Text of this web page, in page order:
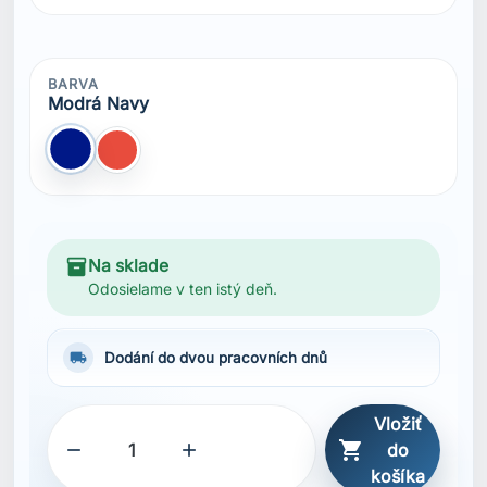

Popis
Vlastnosti
Dvouvrstvá konstrukce
Trvanlivá vodoodpudivá úprava (DWR)